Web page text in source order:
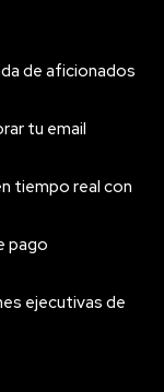
de aficionados
tu email
tiempo real con
pago
ejecutivas de